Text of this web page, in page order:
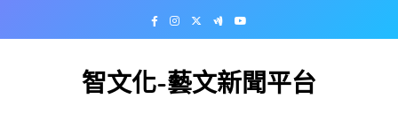
智文化-藝文新聞平台